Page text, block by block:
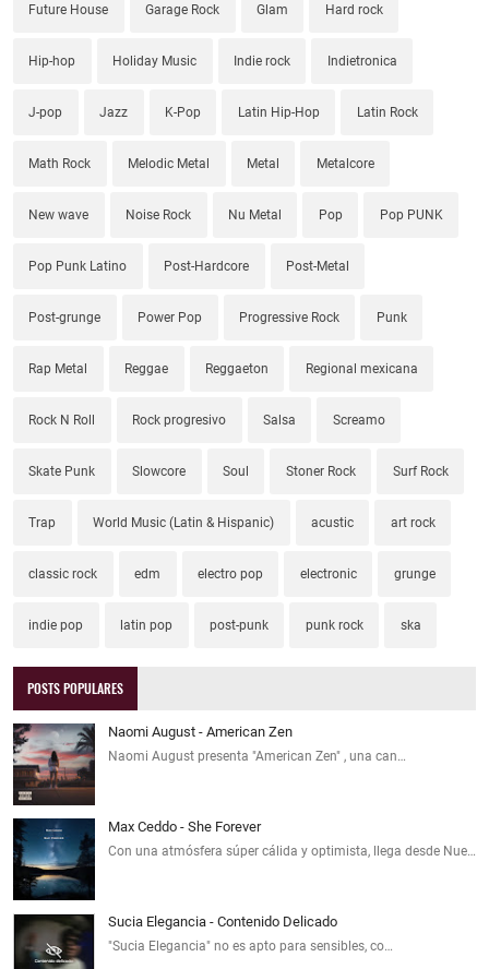
Future House Garage Rock Glam Hard rock
Hip-hop Holiday Music Indie rock Indietronica
J-pop Jazz K-Pop Latin Hip-Hop Latin Rock
Math Rock Melodic Metal Metal Metalcore
New wave Noise Rock Nu Metal Pop Pop PUNK
Pop Punk Latino Post-Hardcore Post-Metal
Post-grunge Power Pop Progressive Rock Punk
Rap Metal Reggae Reggaeton Regional mexicana
Rock N Roll Rock progresivo Salsa Screamo
Skate Punk Slowcore Soul Stoner Rock Surf Rock
Trap World Music (Latin & Hispanic) acustic art rock
classic rock edm electro pop electronic grunge
indie pop latin pop post-punk punk rock ska
POSTS POPULARES
Naomi August - American Zen
Naomi August presenta "American Zen" , una can…
Max Ceddo - She Forever
Con una atmósfera súper cálida y optimista, llega desde Nue…
Sucia Elegancia - Contenido Delicado
"Sucia Elegancia" no es apto para sensibles, co…